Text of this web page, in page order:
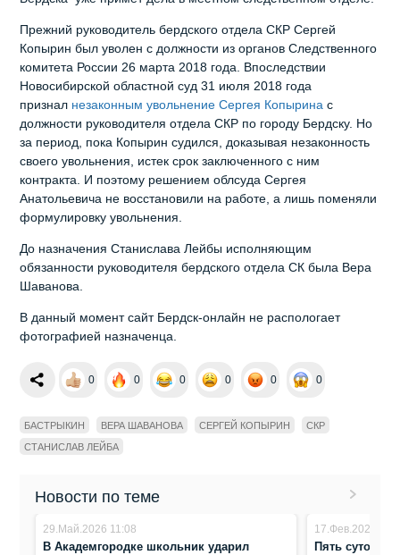
Прежний руководитель бердского отдела СКР Сергей
Копырин был уволен с должности из органов Следственного
комитета России 26 марта 2018 года. Впоследствии
Новосибирской областной суд 31 июля 2018 года
признал незаконным увольнение Сергея Копырина с
должности руководителя отдела СКР по городу Бердску. Но
за период, пока Копырин судился, доказывая незаконность
своего увольнения, истек срок заключенного с ним
контракта. И поэтому решением облсуда Сергея
Анатольевича не восстановили на работе, а лишь поменяли
формулировку увольнения.
До назначения Станислава Лейбы исполняющим
обязанности руководителя бердского отдела СК была Вера
Шаванова.
В данный момент сайт Бердск-онлайн не распологает
фотографией назначенца.
0 0 0 0 0 0
БАСТРЫКИН ВЕРА ШАВАНОВА СЕРГЕЙ КОПЫРИН
СКР
СТАНИСЛАВ ЛЕЙБА
Новости по теме
29.Май.2026 11:08
В Академгородке школьник ударил
17.Фев.2026
Пять суток